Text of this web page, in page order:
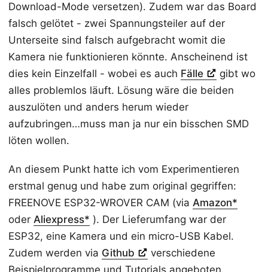
Download-Mode versetzen). Zudem war das Board
falsch gelötet - zwei Spannungsteiler auf der
Unterseite sind falsch aufgebracht womit die
Kamera nie funktionieren könnte. Anscheinend ist
dies kein Einzelfall - wobei es auch Fälle
gibt wo
alles problemlos läuft. Lösung wäre die beiden
auszulöten und anders herum wieder
aufzubringen…muss man ja nur ein bisschen SMD
löten wollen.
An diesem Punkt hatte ich vom Experimentieren
erstmal genug und habe zum original gegriffen:
FREENOVE ESP32-WROVER CAM (via Amazon*
oder Aliexpress* ). Der Lieferumfang war der
ESP32, eine Kamera und ein micro-USB Kabel.
Zudem werden via Github
verschiedene
Beispielprogramme und Tutorials angeboten.